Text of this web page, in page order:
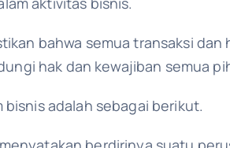
bahwa semua transaksi
hak dan kewajiban semua
adalah sebagai berikut.